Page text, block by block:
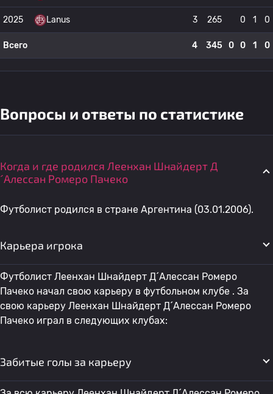
2025 Lanus 3 265 0 1 0
Всего 4 345 0 0 1 0
Вопросы и ответы по статистике
Когда и где родился Леенхан Шнайдерт Д
´Алессан Ромеро Пачеко
Футболист родился в стране Аргентина (03.01.2006).
Карьера игрока
Футболист Леенхан Шнайдерт Д´Алессан Ромеро
Пачеко начал свою карьеру в футбольном клубе . За
свою карьеру Леенхан Шнайдерт Д´Алессан Ромеро
Пачеко играл в следующих клубах:
Забитые голы за карьеру